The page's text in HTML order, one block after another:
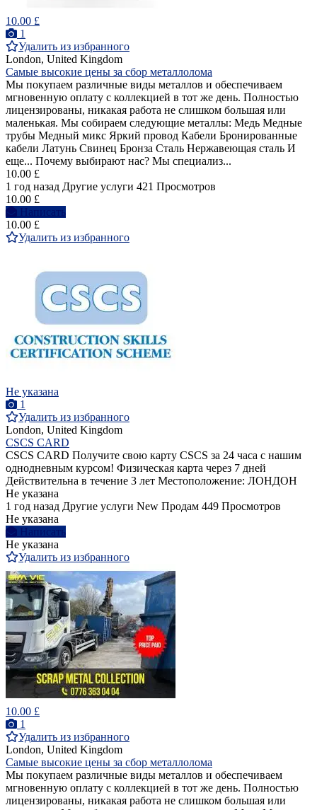
10.00 £
1
Удалить из избранного
London, United Kingdom
Самые высокие цены за сбор металлолома
Мы покупаем различные виды металлов и обеспечиваем
мгновенную оплату с коллекцией в тот же день. Полностью
лицензированы, никакая работа не слишком большая или
маленькая. Мы собираем следующие металлы: Медь Медные
трубы Медный микс Яркий провод Кабели Бронированные
кабели Латунь Свинец Бронза Сталь Нержавеющая сталь И
еще... Почему выбирают нас? Мы специализ...
10.00 £
1 год назад Другие услуги 421 Просмотров
10.00 £
Написать
10.00 £
Удалить из избранного
Не указана
1
Удалить из избранного
London, United Kingdom
CSCS CARD
CSCS CARD Получите свою карту CSCS за 24 часа с нашим
однодневным курсом! Физическая карта через 7 дней
Действительна в течение 3 лет Местоположение: ЛОНДОН
Не указана
1 год назад Другие услуги New Продам 449 Просмотров
Не указана
Написать
Не указана
Удалить из избранного
10.00 £
1
Удалить из избранного
London, United Kingdom
Самые высокие цены за сбор металлолома
Мы покупаем различные виды металлов и обеспечиваем
мгновенную оплату с коллекцией в тот же день. Полностью
лицензированы, никакая работа не слишком большая или